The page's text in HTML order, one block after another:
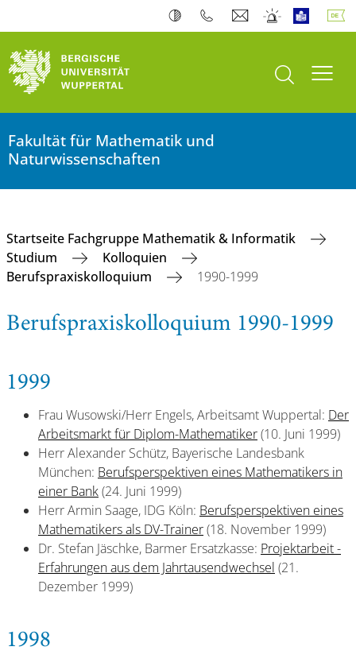
Suche öffnen
Fakultät für Mathematik und
Naturwissenschaften
Startseite Fachgruppe Mathematik & Informatik
Studium
Kolloquien
Berufspraxiskolloquium
1990-1999
Berufspraxiskolloquium 1990-1999
1999
Frau Wusowski/Herr Engels, Arbeitsamt Wuppertal: Der
Arbeitsmarkt für Diplom-Mathematiker(10. Juni 1999)
Herr Alexander Schütz, Bayerische Landesbank
München: Berufsperspektiven eines Mathematikers in
einer Bank(24. Juni 1999)
Herr Armin Saage, IDG Köln: Berufsperspektiven eines
Mathematikers als DV-Trainer(18. November 1999)
Dr. Stefan Jäschke, Barmer Ersatzkasse: Projektarbeit -
Erfahrungen aus dem Jahrtausendwechsel (21.
Dezember 1999)
1998